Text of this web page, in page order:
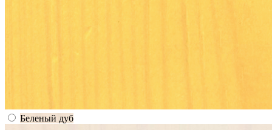
Беленый дуб